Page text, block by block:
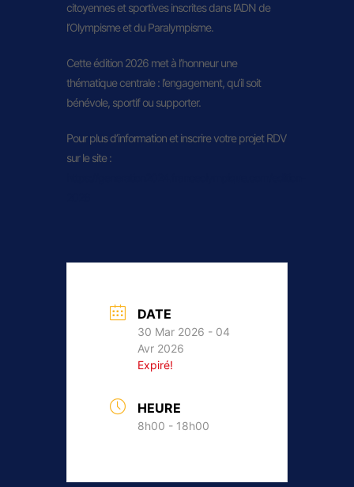
citoyennes et sportives inscrites dans l’ADN de
l’Olympisme et du Paralympisme.
Cette édition 2026 met à l’honneur une
thématique centrale : l’engagement, qu’il soit
bénévole, sportif ou supporter.
Pour plus d’information et inscrire votre projet RDV
sur le site :
DATE
30 Mar 2026 - 04
Avr 2026
Expiré!
HEURE
8h00 - 18h00